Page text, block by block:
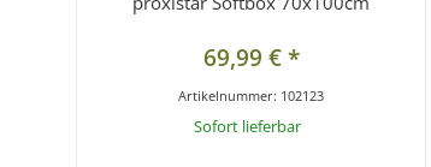
69,99 €*
Artikelnummer: 102123
Sofort lieferbar